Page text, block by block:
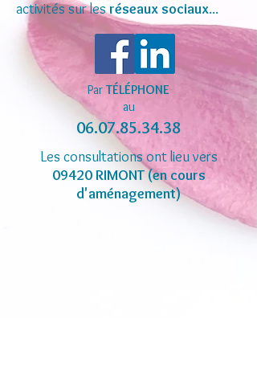
activités sur lesréseaux sociaux...
Par TÉLÉPHONE
au
06.07.85.34.38
Les consultations ont lieu vers
09420 RIMONT (en cours
d'aménagement)